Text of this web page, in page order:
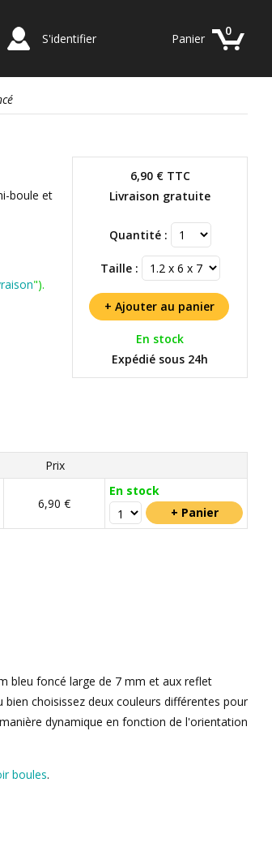
S'identifier
0
Panier
6,90 €TTC
Livraison gratuite
Quantité :
Taille :
En stock
Expédié sous 24h
boule et
").
Prix
6,90 €
En stock
bleu foncé large de 7 mm et aux reflet
choisissez deux couleurs différentes pour
dynamique en fonction de l'orientation
boules.